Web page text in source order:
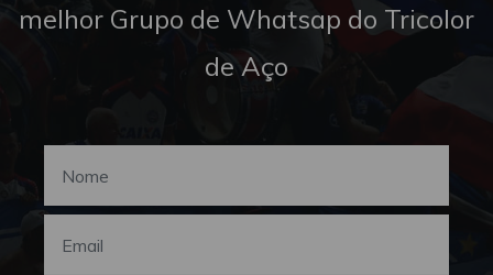
melhor Grupo de Whatsap do Tricolor
de Aço